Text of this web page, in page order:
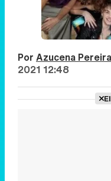
Por Azucena Pereira
2021 12:48